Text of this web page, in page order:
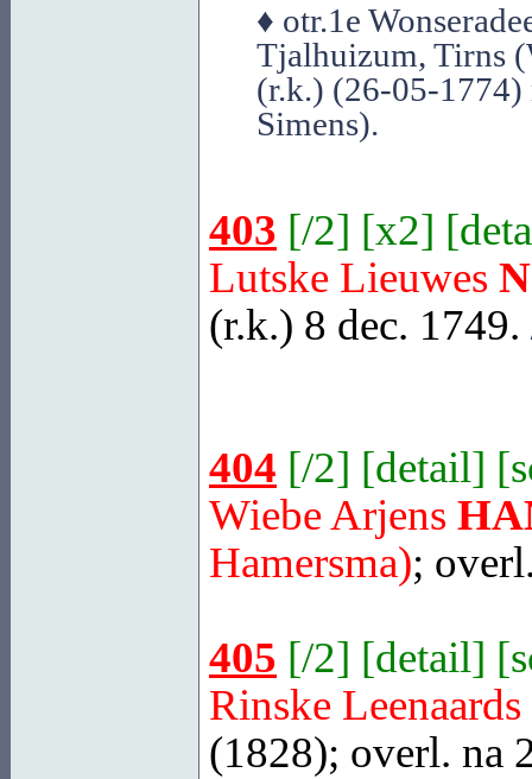
♦ otr.1e
Tjalhuizum, Tirns
(r.k.) (26-05-
Simens).
403 [/2] [x2] [
Lutske Lieuwes
(r.k.) 8 dec. 1749.
404 [/2] [detail] [
Wiebe Arjens
Hamersma);
405 [/2] [detail] [
Rinske Leenaards
(1828); overl. na